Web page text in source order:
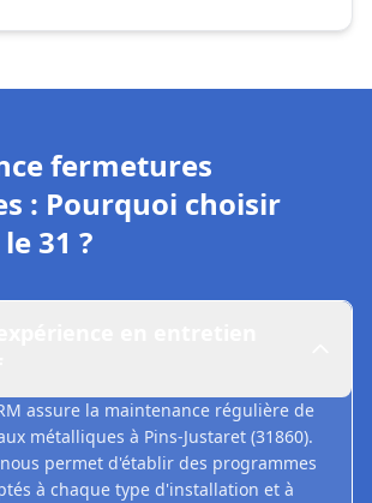
fermetures
: Pourquoi choisir
31 ?
assure la maintenance régulière de
métalliques à Pins-Justaret (31860).
permet d'établir des programmes
à chaque type d'installation et à